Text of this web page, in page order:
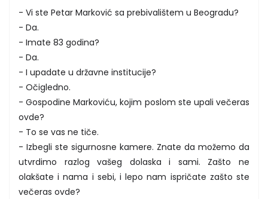
- Vi ste Petar Marković sa prebivalištem u Beogradu?
- Da.
- Imate 83 godina?
- Da.
- I upadate u državne institucije?
- Očigledno.
- Gospodine Markoviću, kojim poslom ste upali večeras
ovde?
- To se vas ne tiče.
- Izbegli ste sigurnosne kamere. Znate da možemo da
utvrdimo razlog vašeg dolaska i sami. Zašto ne
olakšate i nama i sebi, i lepo nam ispričate zašto ste
večeras ovde?